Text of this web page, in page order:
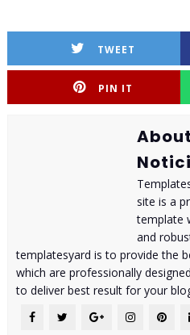
TWEET
PIN IT
site is a
template
and
templatesyard is to provide the
which are professionally
to deliver best result for your